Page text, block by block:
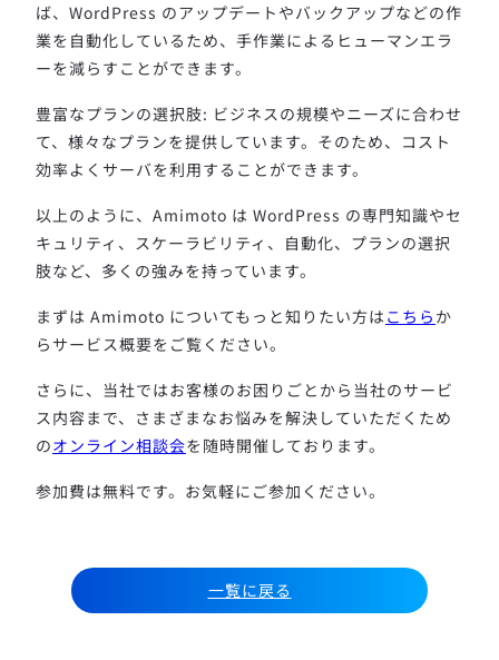
ば、WordPress のアップデートやバックアップなどの作
業を自動化しているため、手作業によるヒューマンエラ
ーを減らすことができます。
豊富なプランの選択肢: ビジネスの規模やニーズに合わせ
て、様々なプランを提供しています。そのため、コスト
効率よくサーバを利用することができます。
以上のように、Amimoto は WordPress の専門知識やセ
キュリティ、スケーラビリティ、自動化、プランの選択
肢など、多くの強みを持っています。
まずは Amimoto についてもっと知りたい方は こちら か
らサービス概要をご覧ください。
さらに、当社ではお客様のお困りごとから当社のサービ
ス内容まで、さまざまなお悩みを解決していただくため
のオンライン相談会を随時開催しております。
参加費は無料です。お気軽にご参加ください。
一覧に戻る